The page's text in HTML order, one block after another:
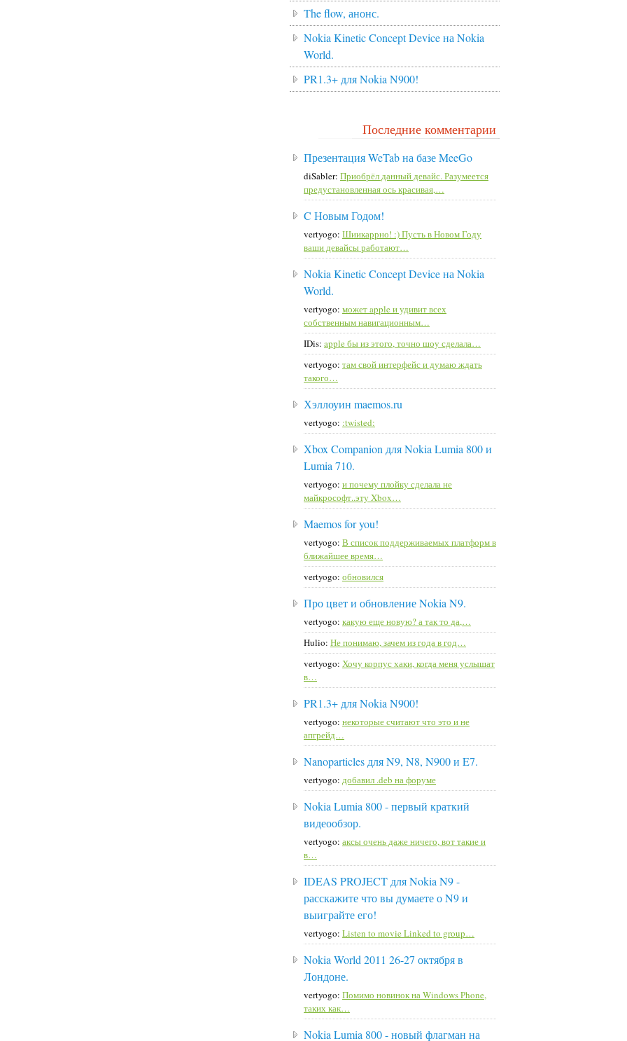
The flow, анонс.
Nokia Kinetic Concept Device на Nokia
World.
PR1.3+ для Nokia N900!
Последние комментарии
Презентация WeTab на базе MeeGo
diSabler: Приобрёл данный девайс. Разумеется
предустановленная ось красивая,…
C Новым Годом!
vertyogo: Шиикаррно! :) Пусть в Новом Году
ваши девайсы работают…
Nokia Kinetic Concept Device на Nokia
World.
vertyogo: может apple и удивит всех
собственным навигационным…
IDis: apple бы из этого, точно шоу сделала…
vertyogo: там свой интерфейс и думаю ждать
такого…
Хэллоуин maemos.ru
vertyogo: :twisted:
Xbox Companion для Nokia Lumia 800 и
Lumia 710.
vertyogo: и почему плойку сделала не
майкрософт..эту Xbox…
Maemos for you!
vertyogo: В список поддерживаемых платформ в
ближайшее время…
vertyogo: обновился
Про цвет и обновление Nokia N9.
vertyogo: какую еще новую? а так то да,…
Hulio: Не понимаю, зачем из года в год…
vertyogo: Хочу корпус хаки, когда меня услышат
в…
PR1.3+ для Nokia N900!
vertyogo: некоторые считают что это и не
апгрейд…
Nanoparticles для N9, N8, N900 и E7.
vertyogo: добавил .deb на форуме
Nokia Lumia 800 - первый краткий
видеообзор.
vertyogo: аксы очень даже ничего, вот такие и
в…
IDEAS PROJECT для Nokia N9 -
расскажите что вы думаете о N9 и
выиграйте его!
vertyogo: Listen to movie Linked to group…
Nokia World 2011 26-27 октября в
Лондоне.
vertyogo: Помимо новинок на Windows Phone,
таких как…
Nokia Lumia 800 - новый флагман на